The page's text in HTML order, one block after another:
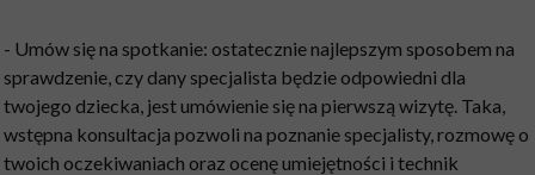
- Umów się na spotkanie: ostatecznie najlepszym sposobem na
sprawdzenie, czy dany specjalista będzie odpowiedni dla
twojego dziecka, jest umówienie się na pierwszą wizytę. Taka,
wstępna konsultacja pozwoli na poznanie specjalisty, rozmowę o
twoich oczekiwaniach oraz ocenę umiejętności i technik